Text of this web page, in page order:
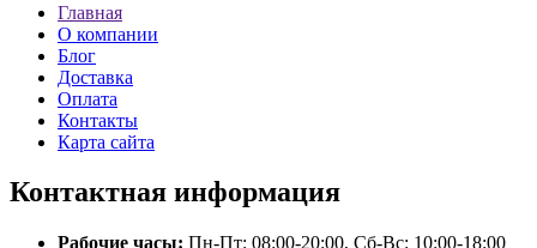
Главная
О компании
Блог
Доставка
Оплата
Контакты
Карта сайта
Контактная информация
Рабочие часы: Пн-Пт: 08:00-20:00, Сб-Вс: 10:00-18:00